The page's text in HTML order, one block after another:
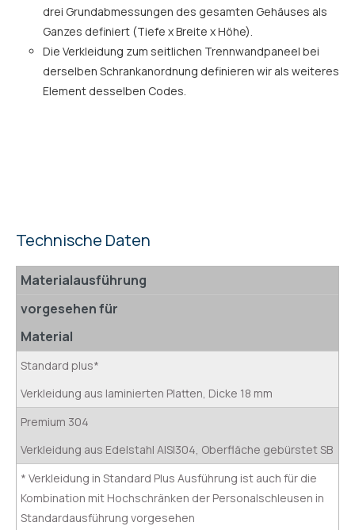
drei Grundabmessungen des gesamten Gehäuses als
Ganzes definiert (Tiefe x Breite x Höhe).
Die Verkleidung zum seitlichen Trennwandpaneel bei
derselben Schrankanordnung definieren wir als weiteres
Element desselben Codes.
Technische Daten
Materialausführung
vorgesehen für
Material
Standard plus*
Verkleidung aus laminierten Platten, Dicke 18 mm
Premium 304
Verkleidung aus Edelstahl AISI304, Oberfläche gebürstet SB
* Verkleidung in Standard Plus Ausführung ist auch für die
Kombination mit Hochschränken der Personalschleusen in
Standardausführung vorgesehen